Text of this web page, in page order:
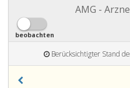
AMG -
beobachten
Berücksichtigter Stand